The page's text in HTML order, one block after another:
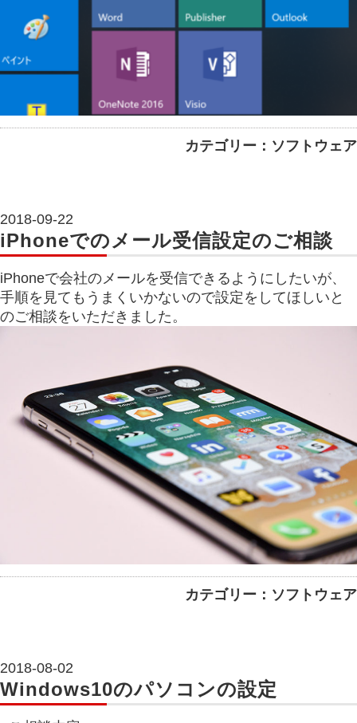
カテゴリー：ソフトウェア
2018-09-22
iPhoneでのメール受信設定のご相談
iPhoneで会社のメールを受信できるようにしたいが、
手順を見てもうまくいかないので設定をしてほしいと
のご相談をいただきました。
カテゴリー：ソフトウェア
2018-08-02
Windows10のパソコンの設定